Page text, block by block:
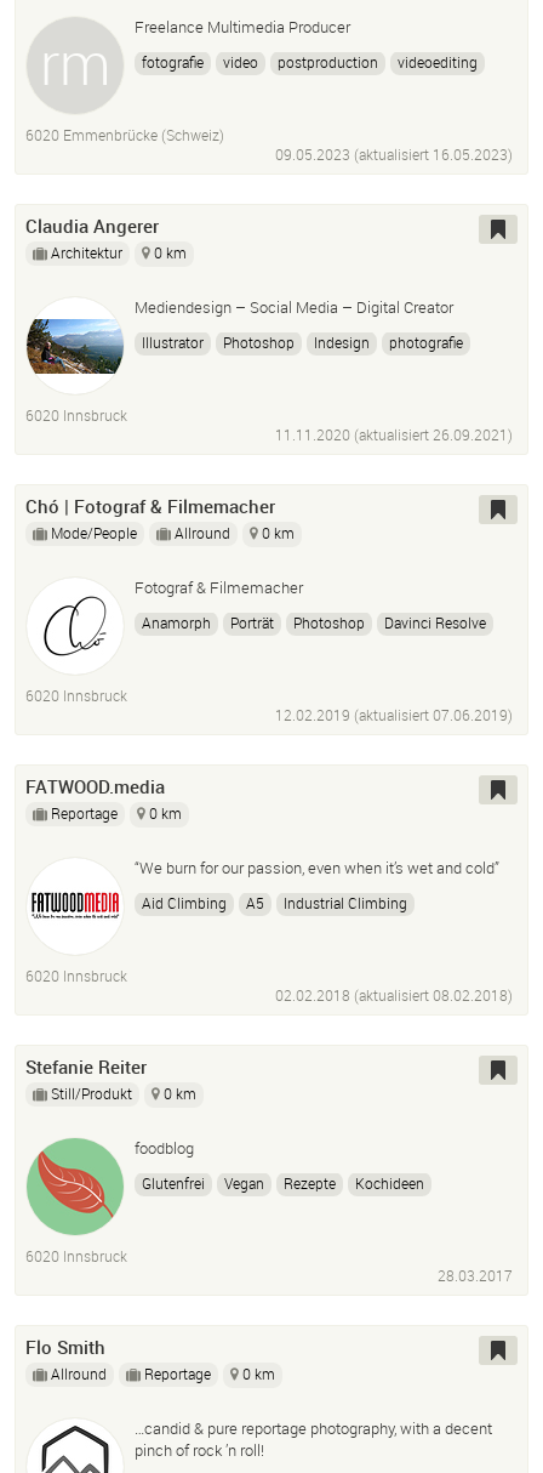
Freelance Multimedia Producer
fotografie video postproduction
videoediting
6020 Emmenbrücke (Schweiz)
09.05.2023 (aktualisiert 16.05.2023)
Claudia Angerer
Architektur 0 km
Mediendesign – Social Media – Digital Creator
Illustrator Photoshop Indesign photografie
6020 Innsbruck
11.11.2020 (aktualisiert26.09.2021)
Chó | Fotograf & Filmemacher
Mode/People Allround 0 km
Fotograf & Filmemacher
Anamorph Porträt Photoshop
Davinci Resolve
Editor Fashion
Imagefilme
Musik Video
6020 Innsbruck
12.02.2019 (aktualisiert07.06.2019)
FATWOOD.media
Reportage 0 km
“We burn for our passion, even when it’s wet and cold”
Aid Climbing A5
Industrial Climbing
Editorial Post Production
6020 Innsbruck
02.02.2018 (aktualisiert08.02.2018)
Stefanie Reiter
Still/Produkt 0 km
foodblog
Glutenfrei Vegan Rezepte
Kochideen
6020 Innsbruck
28.03.2017
Flo Smith
Allround Reportage 0 km
…candid & pure reportage photography, with a decent
pinch of rock ’n roll!